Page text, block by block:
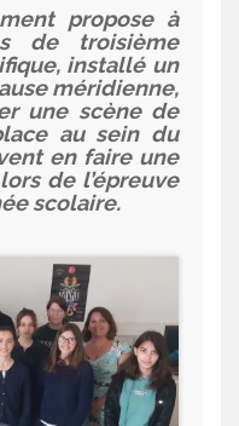
propose à
de troisième
installé un
méridienne,
une scène de
au sein du
en faire une
de l’épreuve
scolaire.